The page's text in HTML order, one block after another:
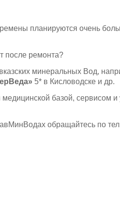
планируются очень
после ремонта?
минеральных Вод,
5* в Кисловодске и др.
базой, сервисом
обращайтесь по